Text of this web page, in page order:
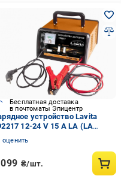
Бесплатная доставка
в почтоматы Эпицентр
устройство Lavita
12-24 V 15 А LA (LA
оценить
₴/шт.